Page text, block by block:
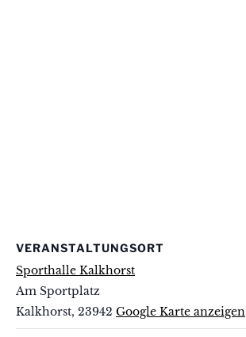
VERANSTALTUNGSORT
Sporthalle Kalkhorst
Am Sportplatz
Kalkhorst, 23942 Google Karte anzeigen